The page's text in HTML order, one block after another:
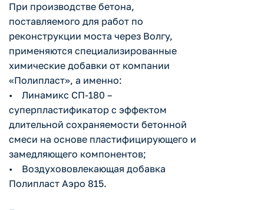
При производстве бетона,
поставляемого для работ по
реконструкции моста через Волгу,
применяются специализированные
химические добавки от компании
«Полипласт», а именно:
• Линамикс СП-180 –
суперпластификатор с эффектом
длительной сохраняемости бетонной
смеси на основе пластифицирующего и
замедляющего компонентов;
• Воздухововлекающая добавка
Полипласт Аэро 815.